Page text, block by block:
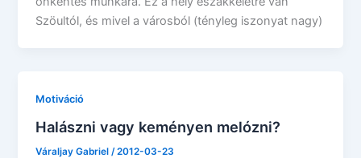
Szöultól, és mivel a városból (tényleg iszonyat nagy)
Motiváció
Halászni vagy keményen melózni?
Váraljay Gabriel/2012-03-23